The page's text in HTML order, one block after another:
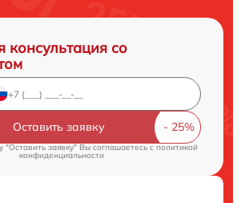
консультация со
Оставить заявку
"Оставить заявку" Вы соглашаетесь cполитикой
конфиденциальности